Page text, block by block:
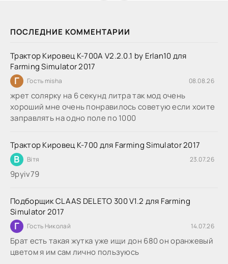
ПОСЛЕДНИЕ КОММЕНТАРИИ
Трактор Кировец К-700А V2.2.0.1 by Erlan10 для
Farming Simulator 2017
Г Гость misha 08.08.26
жрет солярку на 6 секунд литра так мод очень
хороший мне очень понравилось советую если хоите
заправлять на одно поле по 1000
Трактор Кировец К-700 для Farming Simulator 2017
В Вітя 23.07.26
9руіv79
Подборщик CLAAS DELETO 300 V1.2 для Farming
Simulator 2017
Г Гость Николай 14.07.26
Брат есть такая жутка уже ищи дон 680 он оранжевый
цветом я им сам лично пользуюсь